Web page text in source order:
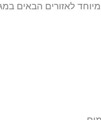
לאזורים הבאים